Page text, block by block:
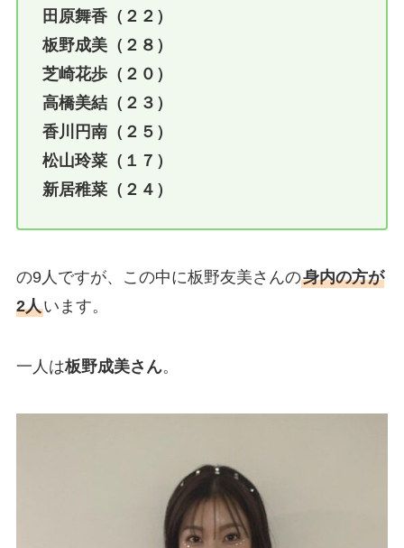
田原舞香（２２）
板野成美（２８）
芝崎花歩（２０）
高橋美結（２３）
香川円南（２５）
松山玲菜（１７）
新居稚菜（２４）
の9人ですが、この中に板野友美さんの身内の方が
2人います。
一人は板野成美さん。